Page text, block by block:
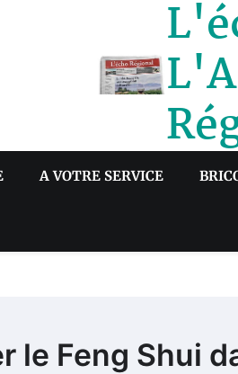
A VOTRE SERVICE
le Feng Shui